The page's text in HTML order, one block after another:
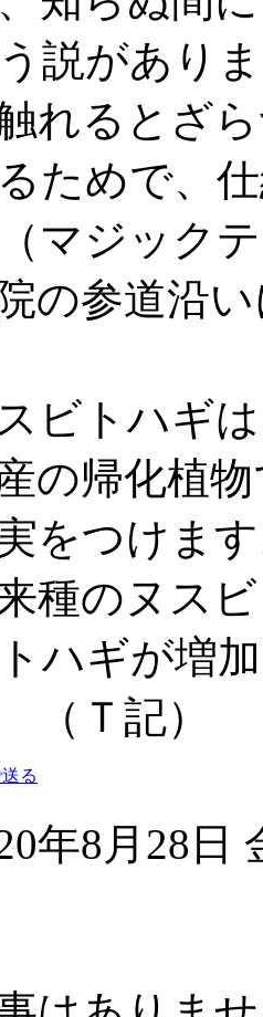
説があり
れるとざ
ためで、
マジック
の参道沿
ビトハギ
の帰化植
をつけま
種のヌス
ハギが増
Ｔ記）
年8月28日